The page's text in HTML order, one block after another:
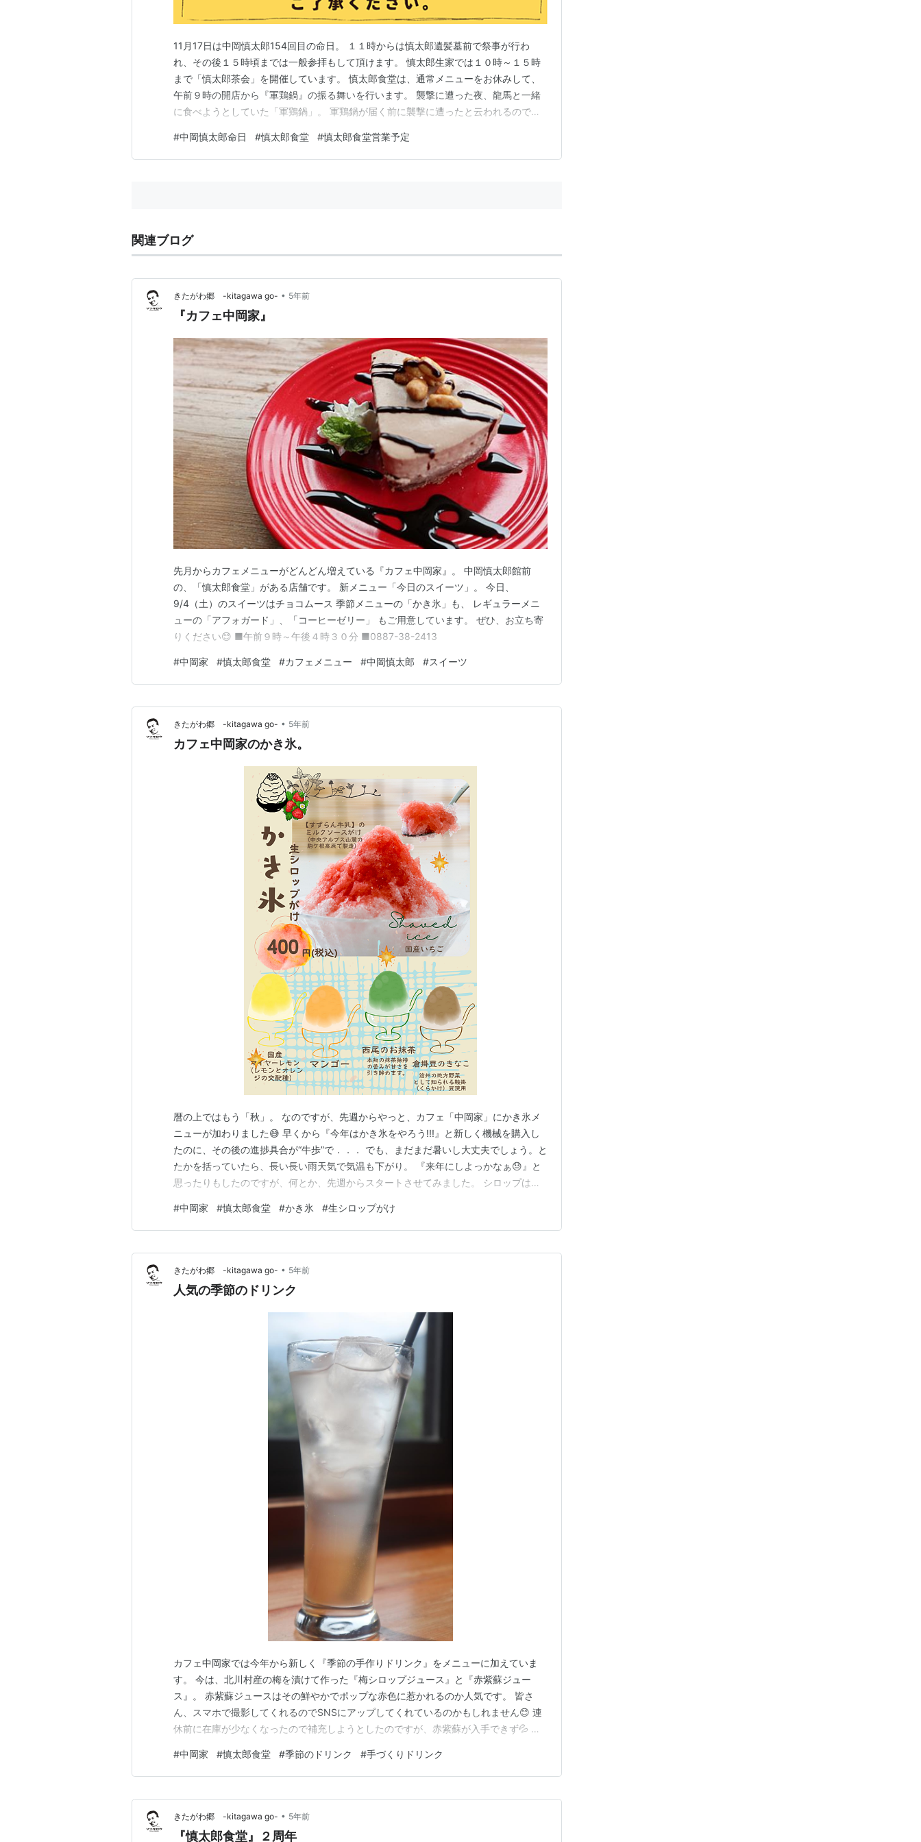
11月17日は中岡慎太郎154回目の命日。 １１時からは慎太郎遺髪墓前で祭事が行わ
れ、その後１５時頃までは一般参拝もして頂けます。 慎太郎生家では１０時～１５時
まで「慎太郎茶会」を開催しています。 慎太郎食堂は、通常メニューをお休みして、
午前９時の開店から『軍鶏鍋』の振る舞いを行います。 襲撃に遭った夜、龍馬と一緒
に食べようとしていた「軍鶏鍋」。 軍鶏鍋が届く前に襲撃に遭ったと云われるので、
川村で、龍馬の命日１１月１５日には京都で、軍鶏鍋の振る舞いを行っています。 慎
太郎の命日に慎太郎の故郷をお訪ねの際はぜひ、「慎太…
#中岡慎太郎命日 #慎太郎食堂 #慎太郎食堂営業予定
関連ブログ
きたがわ郷 -kitagawa go- • 5年前
『カフェ中岡家』
先月からカフェメニューがどんどん増えている『カフェ中岡家』。 中岡慎太郎館前
の、「慎太郎食堂」がある店舗です。 新メニュー「今日のスイーツ」。 今日、
9/4（土）のスイーツはチョコムース 季節メニューの「かき氷」も、 レギュラーメニ
ューの「アフォガード」、「コーヒーゼリー」 もご用意しています。 ぜひ、お立ち寄
りください😊 ■午前９時～午後４時３０分 ■0887-38-2413
#中岡家 #慎太郎食堂 #カフェメニュー #中岡慎太郎 #スイーツ
きたがわ郷 -kitagawa go- • 5年前
カフェ中岡家のかき氷。
暦の上ではもう「秋」。 なのですが、先週からやっと、カフェ「中岡家」にかき氷メ
ニューが加わりました😅 早くから『今年はかき氷をやろう!!!』と新しく機械を購入し
たのに、その後の進捗具合が“牛歩”で．．． でも、まだまだ暑いし大丈夫でしょう。と
たかを括っていたら、長い長い雨天気で気温も下がり。 『来年にしよっかなぁ😓』と
思ったりもしたのですが、何とか、先週からスタートさせてみました。 シロップは生
あたりから雨も上がり、少し気温も上がってきたので、残暑の間はイケる？？かな。
お近くまでお越しの際にはぜひ、中岡家に…
#中岡家 #慎太郎食堂 #かき氷 #生シロップがけ
きたがわ郷 -kitagawa go- • 5年前
人気の季節のドリンク
カフェ中岡家では今年から新しく『季節の手作りドリンク』をメニューに加えていま
す。 今は、北川村産の梅を漬けて作った『梅シロップジュース』と『赤紫蘇ジュー
ス』。 赤紫蘇ジュースはその鮮やかでポップな赤色に惹かれるのか人気です。 皆さ
ん、スマホで撮影してくれるのでSNSにアップしてくれているのかもしれません😊 連
休前に在庫が少なくなったので補充しようとしたのですが、赤紫蘇が入手できず💦 あ
は何ドリンクを用意しようかなぁ。 新しいドリンクの用意が出来ましたら報告させて
頂きますね。
#中岡家 #慎太郎食堂 #季節のドリンク #手づくりドリンク
きたがわ郷 -kitagawa go- • 5年前
『慎太郎食堂』２周年